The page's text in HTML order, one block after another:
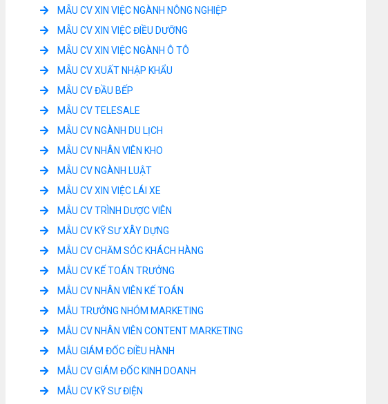
MẪU CV XIN VIỆC NGÀNH NÔNG NGHIỆP
MẪU CV XIN VIỆC ĐIỀU DƯỠNG
MẪU CV XIN VIỆC NGÀNH Ô TÔ
MẪU CV XUẤT NHẬP KHẨU
MẪU CV ĐẦU BẾP
MẪU CV TELESALE
MẪU CV NGÀNH DU LỊCH
MẪU CV NHÂN VIÊN KHO
MẪU CV NGÀNH LUẬT
MẪU CV XIN VIỆC LÁI XE
MẪU CV TRÌNH DƯỢC VIÊN
MẪU CV KỸ SƯ XÂY DỰNG
MẪU CV CHĂM SÓC KHÁCH HÀNG
MẪU CV KẾ TOÁN TRƯỞNG
MẪU CV NHÂN VIÊN KẾ TOÁN
MẪU TRƯỞNG NHÓM MARKETING
MẪU CV NHÂN VIÊN CONTENT MARKETING
MẪU GIÁM ĐỐC ĐIỀU HÀNH
MẪU CV GIÁM ĐỐC KINH DOANH
MẪU CV KỸ SƯ ĐIỆN